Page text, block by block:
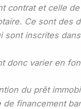
contrat et celle de
Ce sont des
sont inscrites
donc varier en
du prêt
de financement